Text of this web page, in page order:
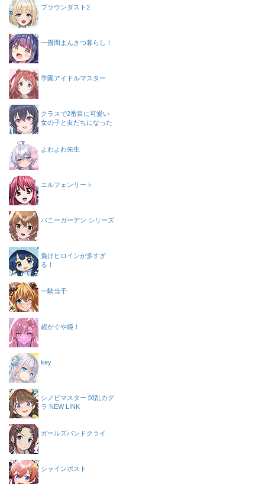
ブラウンダスト2
一畳間まんきつ暮らし！
学園アイドルマスター
クラスで2番目に可愛い
女の子と友だちになった
よわよわ先生
エルフェンリート
バニーガーデン シリーズ
負けヒロインが多すぎ
る！
一騎当千
超かぐや姫！
key
シノビマスター 閃乱カグ
ラ NEW LINK
ガールズバンドクライ
シャインポスト